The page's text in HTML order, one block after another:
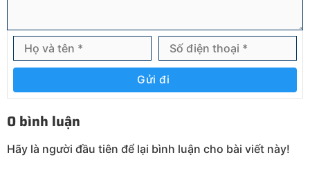
Gửi đi
0 bình luận
Hãy là người đầu tiên để lại bình luận cho bài viết này!